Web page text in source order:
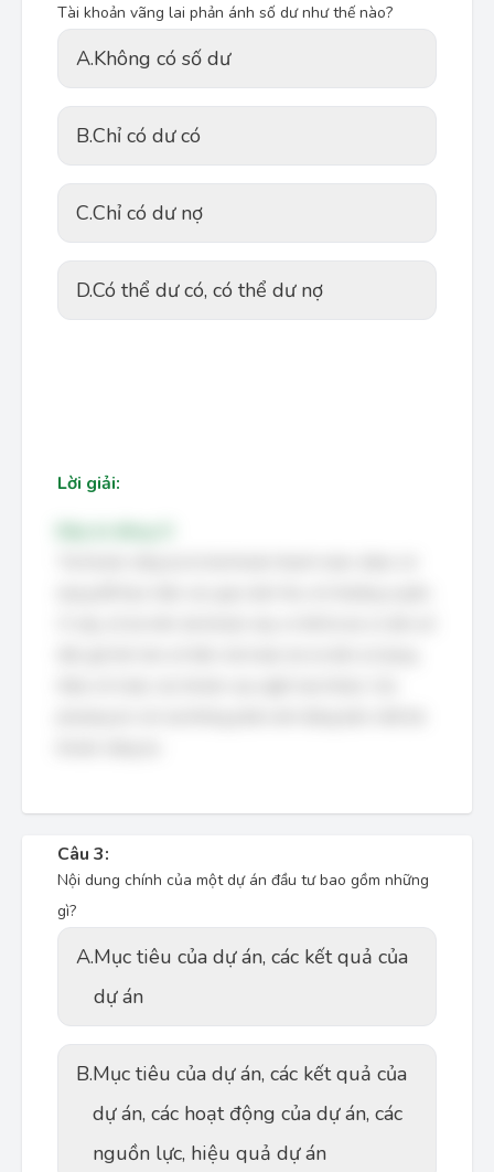
Tài khoản vãng lai phản ánh số dư như thế nào?
A.Không có số dư
B.Chỉ có dư có
C.Chỉ có dư nợ
D.Có thể dư có, có thể dư nợ
Lời giải:
Câu 3:
Nội dung chính của một dự án đầu tư bao gồm những
gì?
A.Mục tiêu của dự án, các kết quả của
dự án
B.Mục tiêu của dự án, các kết quả của
dự án, các hoạt động của dự án, các
nguồn lực, hiệu quả dự án